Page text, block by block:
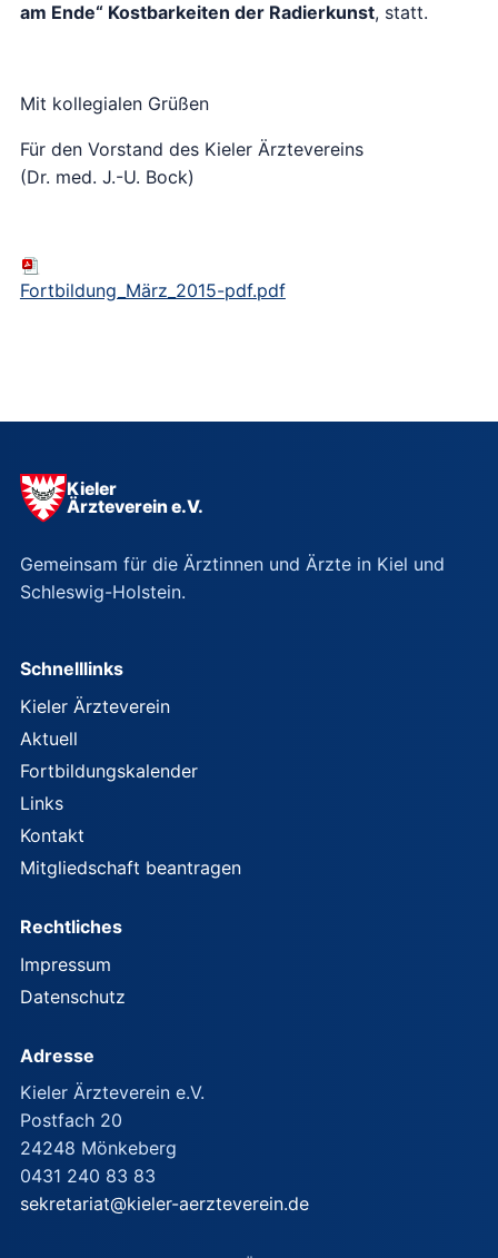
am Ende“ Kostbarkeiten der Radierkunst, statt.
Mit kollegialen Grüßen
Für den Vorstand des Kieler Ärztevereins
(Dr. med. J.-U. Bock)
Fortbildung_März_2015-pdf.pdf
Kieler
Ärzteverein e.V.
Gemeinsam für die Ärztinnen und Ärzte in Kiel und
Schleswig-Holstein.
Schnelllinks
Kieler Ärzteverein
Aktuell
Fortbildungskalender
Links
Kontakt
Mitgliedschaft beantragen
Rechtliches
Impressum
Datenschutz
Adresse
Kieler Ärzteverein e.V.
Postfach 20
24248 Mönkeberg
0431 240 83 83
sekretariat@kieler-aerzteverein.de